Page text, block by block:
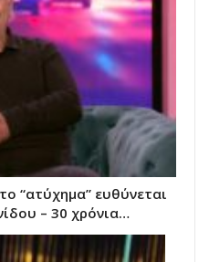
“ατύχημα” ευθύνεται
– 30 χρόνια…